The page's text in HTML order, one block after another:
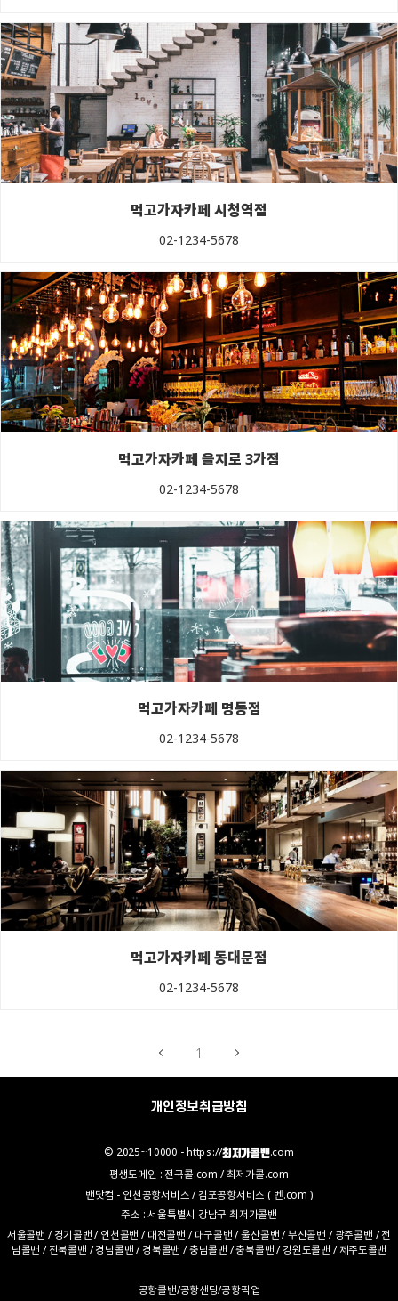
먹고가자카페 시청역점
02-1234-5678
먹고가자카페 을지로 3가점
02-1234-5678
먹고가자카페 명동점
02-1234-5678
먹고가자카페 동대문점
02-1234-5678
1
개인정보취급방침
© 2025~10000 -https://최저가콜밴.com
평생도메인 : 전국콜.com /최저가콜.com
밴닷컴 - 인천공항서비스/김포공항서비스 ( 벤.com )
주소 : 서울특별시 강남구최저가콜밴
서울콜밴 / 경기콜밴/ 인천콜밴 / 대전콜밴 / 대구콜밴/울산콜밴/부산콜밴 / 광주콜밴 /전
남콜밴 / 전북콜밴 /경남콜밴/ 경북콜밴 /충남콜밴 /충북콜밴/강원도콜밴 / 제주도콜밴
공항콜밴/공항샌딩/공항픽업